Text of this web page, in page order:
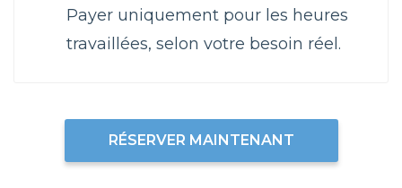
Payer uniquement pour les heures
travaillées, selon votre besoin réel.
RÉSERVER MAINTENANT